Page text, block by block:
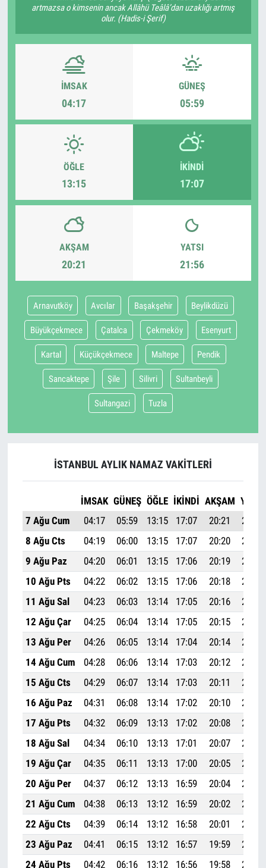
artmazsa o kimsenin ancak Allâhü Teâlâ’dan uzaklığı artmış
olur. (Hadis-i Şerif)
İMSAK
04:17
GÜNEŞ
05:59
ÖĞLE
13:15
İKINDI
17:07
AKŞAM
20:21
YATSI
21:56
Arnavutköy Avcılar Başakşehir Beylikdüzü
Büyükçekmece Çatalca Çekmeköy Esenyurt
Kartal Küçükçekmece Maltepe Pendik
Sancaktepe Şile Silivri Sultanbeyli
Sultangazi Tuzla
İSTANBUL AYLIK NAMAZ VAKITLERI
İMSAK GÜNEŞ ÖĞLE İKINDI AKŞAM YATSI
7 Ağu Cum
04:17 05:59 13:15 17:07 20:21
21:56
8 Ağu Cts
04:19 06:00 13:15 17:07 20:20
21:54
9 Ağu Paz
04:20 06:01 13:15 17:06 20:19
21:52
10 Ağu Pts
04:22 06:02 13:15 17:06 20:18
21:50
11 Ağu Sal
04:23 06:03 13:14 17:05 20:16
21:49
12 Ağu Çar
04:25 06:04 13:14 17:05 20:15
21:47
13 Ağu Per
04:26 06:05 13:14 17:04 20:14
21:45
14 Ağu Cum
04:28 06:06 13:14 17:03 20:12
21:43
15 Ağu Cts
04:29 06:07 13:14 17:03 20:11
21:41
16 Ağu Paz
04:31 06:08 13:14 17:02 20:10
21:40
17 Ağu Pts
04:32 06:09 13:13 17:02 20:08
21:38
18 Ağu Sal
04:34 06:10 13:13 17:01 20:07
21:36
19 Ağu Çar
04:35 06:11 13:13 17:00 20:05
21:34
20 Ağu Per
04:37 06:12 13:13 16:59 20:04
21:32
21 Ağu Cum
04:38 06:13 13:12 16:59 20:02
21:30
22 Ağu Cts
04:39 06:14 13:12 16:58 20:01
21:28
23 Ağu Paz
04:41 06:15 13:12 16:57 19:59
21:27
24 Ağu Pts
04:42 06:16 13:12 16:56 19:58
21:25